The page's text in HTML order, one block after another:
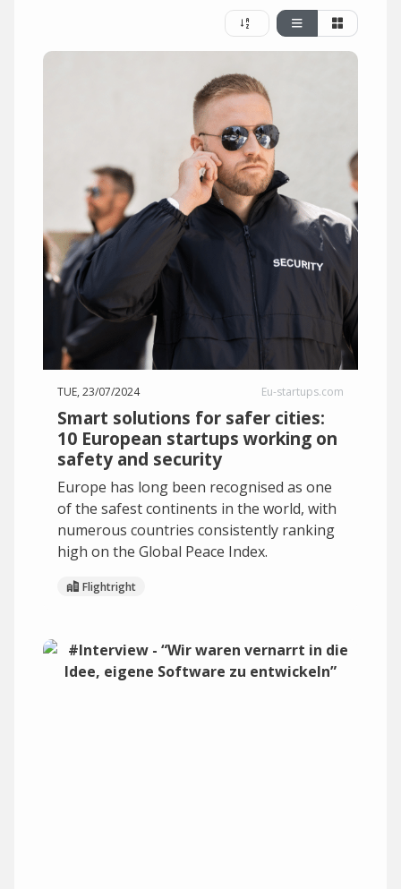
TUE, 23/07/2024 Eu-startups.com
Smart solutions for safer cities:
10 European startups working on
safety and security
Europe has long been recognised as one
of the safest continents in the world, with
numerous countries consistently ranking
high on the Global Peace Index.
Flightright